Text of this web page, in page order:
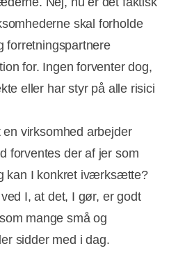
skal forholde
forretningspartnere
for. Ingen forventer dog,
eller har styr på alle risici
virksomhed arbejder
forventes der af jer som
kan I konkret iværksætte?
I, at det, I gør, er godt
mange små og
sidder med i dag.